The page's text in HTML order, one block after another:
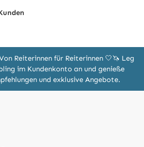
Reiterinnen für Reiterinnen 🤍🦄 Leg
im Kundenkonto an und genieße
und exklusive Angebote.